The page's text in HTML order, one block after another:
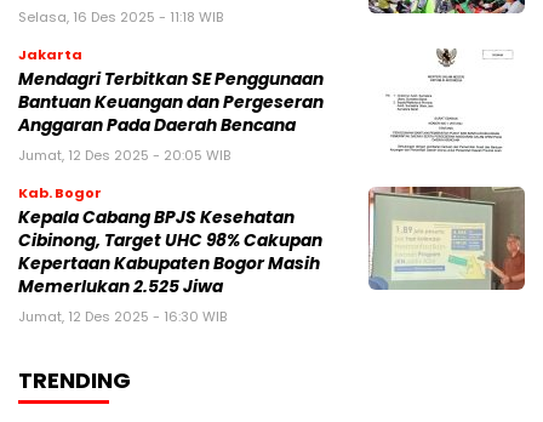
Selasa, 16 Des 2025 - 11:18 WIB
Jakarta
Mendagri Terbitkan SE Penggunaan
Bantuan Keuangan dan Pergeseran
Anggaran Pada Daerah Bencana
Jumat, 12 Des 2025 - 20:05 WIB
Kab. Bogor
Kepala Cabang BPJS Kesehatan
Cibinong, Target UHC 98% Cakupan
Kepertaan Kabupaten Bogor Masih
Memerlukan 2.525 Jiwa
Jumat, 12 Des 2025 - 16:30 WIB
TRENDING